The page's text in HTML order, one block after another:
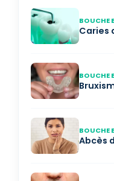
BOUCHE
Caries
BOUCHE
BOUCHE
Abcès